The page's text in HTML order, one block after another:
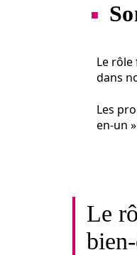
Le
dans
Les
en-un
Le